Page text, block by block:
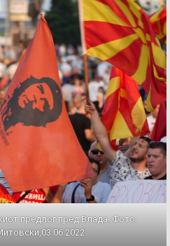
предлог пред Влада. Фото: